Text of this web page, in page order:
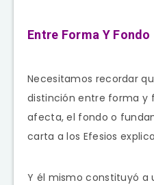
Entre Forma Y Fondo
Necesitamos recordar
distinción entre forma y
afecta, el fondo o
carta a los Efesios
Y él mismo constituyó a